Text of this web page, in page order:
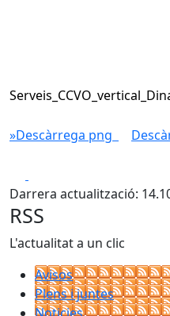
»Descàrrega png
Darrera actualització:
RSS
L'actualitat a un clic
Avisos
Plens i juntes